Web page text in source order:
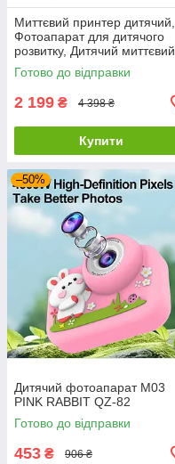
Миттєвий принтер дитячий,
Фотоапарат для дитячого
розвитку, Дитячий миттєвий
фотоапарат MS-91
Готово до відправки
2 199 ₴ 4 398 ₴
Купити
–50%
Дитячий фотоапарат M03
PINK RABBIT QZ-82
Готово до відправки
453 ₴ 906 ₴